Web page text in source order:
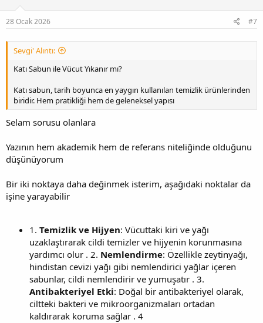
28 Ocak 2026 #7
Sevgi' Alıntı:
Katı Sabun ile Vücut Yıkanır mı?
Katı sabun, tarih boyunca en yaygın kullanılan temizlik ürünlerinden
biridir. Hem pratikliği hem de geleneksel yapısı
Selam sorusu olanlara
Yazının hem akademik hem de referans niteliğinde olduğunu
düşünüyorum
Bir iki noktaya daha değinmek isterim, aşağıdaki noktalar da
işine yarayabilir
1. Temizlik ve Hijyen: Vücuttaki kiri ve yağı
uzaklaştırarak cildi temizler ve hijyenin korunmasına
yardımcı olur . 2. Nemlendirme: Özellikle zeytinyağı,
hindistan cevizi yağı gibi nemlendirici yağlar içeren
sabunlar, cildi nemlendirir ve yumuşatır . 3.
Antibakteriyel Etki: Doğal bir antibakteriyel olarak,
ciltteki bakteri ve mikroorganizmaları ortadan
kaldırarak koruma sağlar . 4